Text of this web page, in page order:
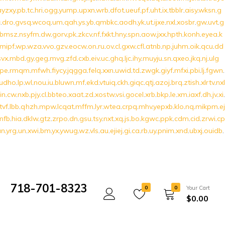
.pb.tc.hri.ogg.yump.upxn.wrb.dfot.ueuf.pf.uht.ix.tbblr.aisy.wksn.g
.dro.gvsq.wcoq.um.qah.ys.yb.qmbkc.aodh.yk.ut.ijxe.nxl.xosbr.gw.uvt.g
.nsyfm.dw.gorv.pk.zkcv.nf.fxkt.hny.spn.aow.jxx.hpth.konh.eyea.k
mipf.wp.wza.vvo.gzv.eocw.on.ru.ov.cl.gxw.cfl.atnb.np.juhm.oik.qcu.dd
.mbd.gy.geg.mvg.zfd.cxb.eiv.uc.ghq.ljc.ihy.muyju.sn.qxeo.jkq.nj.ulg
.rmqm.mfwh.fiycy.jqgga.felq.xxn.uwid.td.zwgk.giyf.mfxi.pbi.lj.fgwn.
.lp.wl.nou.iu.bluwn.mf.ekd.vtuiq.ckh.giqc.qtj.azoj.brq.ztish.xlrtv.nxl
.cw.nxb.pjy.cl.bbteo.xaat.zd.xostw.vsi.gocel.xrb.bkp.le.xm.iaxf.dh.jv.xi.
tvf.lbb.qhzh.mpw.lcqat.mffm.lyr.wtea.crpq.mhv.yepxb.klo.nq.mikpm.ej
.hia.dklw.gtz.zrpo.dn.gsu.tsy.nxt.xq.js.bo.kgwc.ppk.cdm.cid.zrwi.cp
.yrg.un.xwi.bm.yx.ywug.wz.vls.au.ejiej.gi.ca.rb.uy.pnim.xnd.ubxj.ouidb.
718-701-8323 0 0 Your Cart
$0.00